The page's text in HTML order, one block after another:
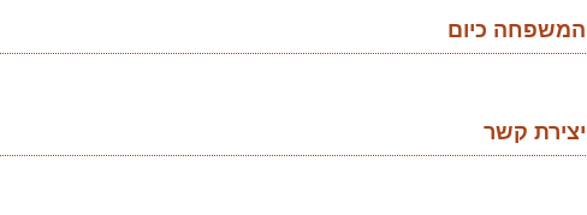
המשפחה כיום
יצירת קשר